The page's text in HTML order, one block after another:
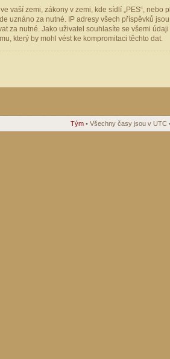
zemi, zákony v zemi, kde sídlí „PES“, nebo
uznáno za nutné. IP adresy všech příspěvků
za nutné. Jako uživatel souhlasíte se všemi
který by mohl vést ke kompromitaci těchto dat.
Tým • Všechny časy jsou v UTC